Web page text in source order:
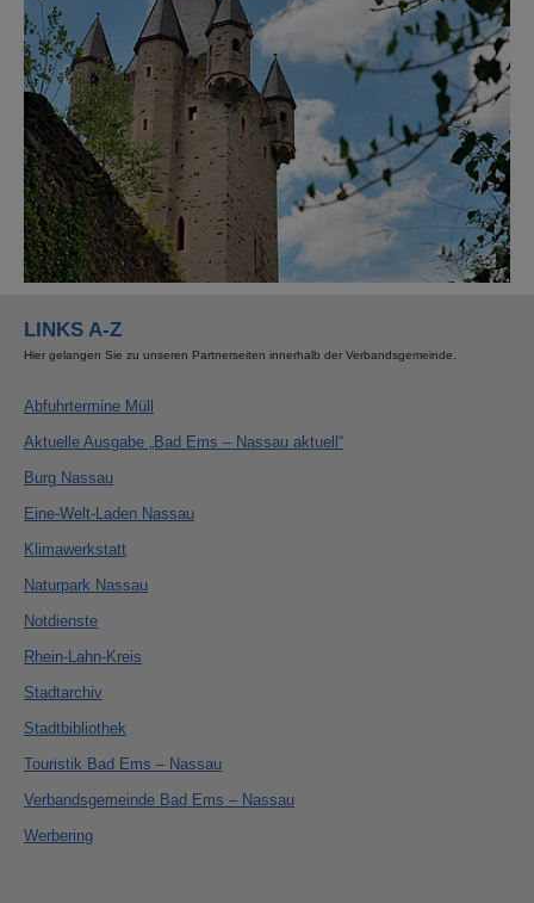
LINKS A-Z
Hier gelangen Sie zu unseren Partnerseiten innerhalb der Verbandsgemeinde.
Abfuhrtermine Müll
Aktuelle Ausgabe „Bad Ems – Nassau aktuell“
Burg Nassau
Eine-Welt-Laden Nassau
Klimawerkstatt
Naturpark Nassau
Notdienste
Rhein-Lahn-Kreis
Stadtarchiv
Stadtbibliothek
Touristik Bad Ems – Nassau
Verbandsgemeinde Bad Ems – Nassau
Werbering